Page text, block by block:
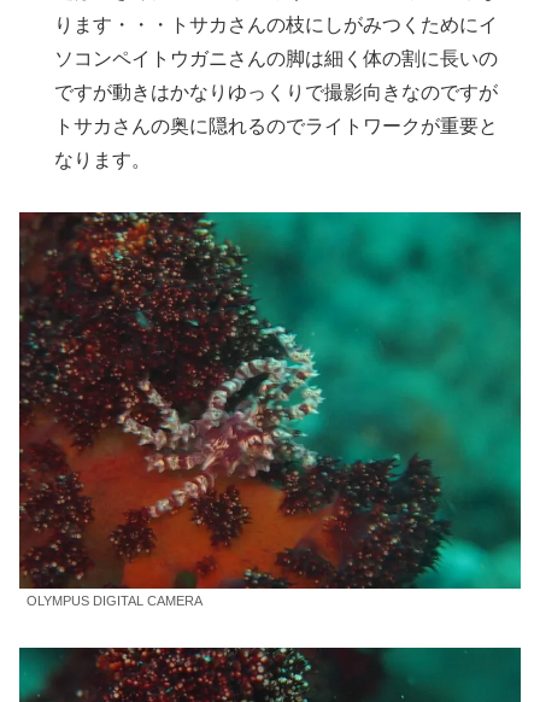
ります・・・トサカさんの枝にしがみつくためにイ
ソコンペイトウガニさんの脚は細く体の割に長いの
ですが動きはかなりゆっくりで撮影向きなのですが
トサカさんの奥に隠れるのでライトワークが重要と
なります。
OLYMPUS DIGITAL CAMERA